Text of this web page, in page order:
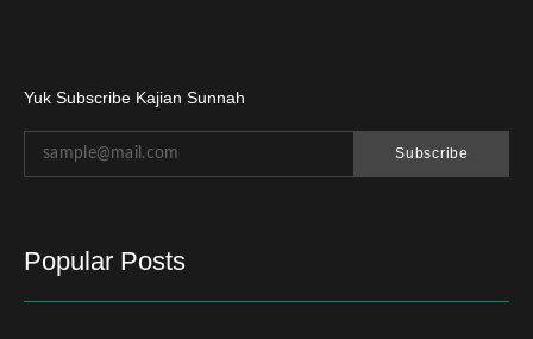
Yuk Subscribe Kajian Sunnah
Subscribe
Popular Posts